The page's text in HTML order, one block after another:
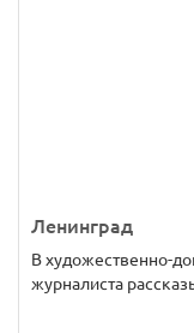
Ленинград
В художественно-
журналиста